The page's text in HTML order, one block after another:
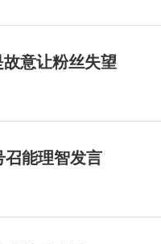
意让粉丝失望
召能理智发言